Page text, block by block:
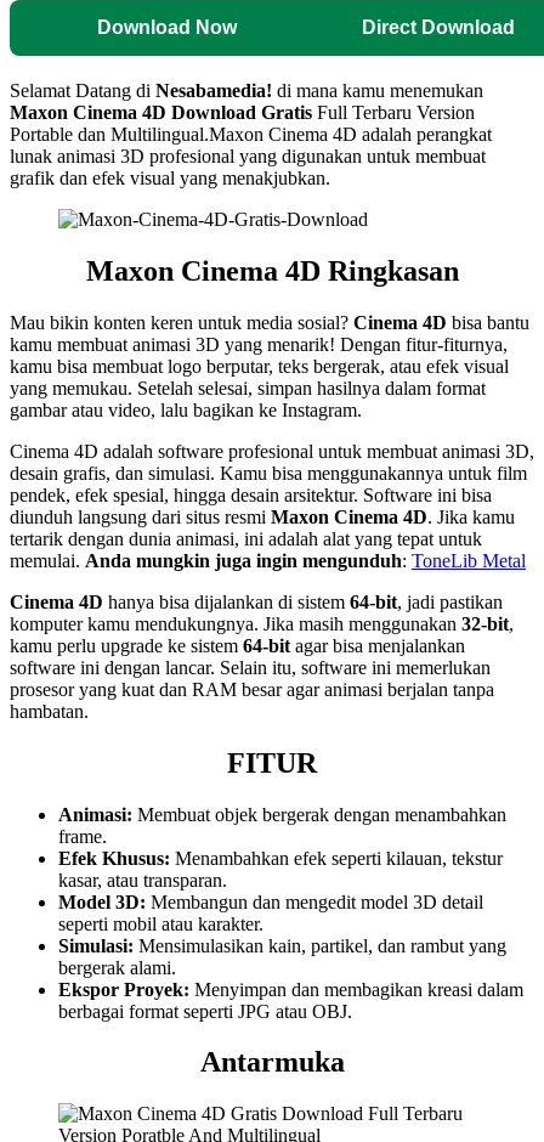
Download Now Direct Download
Selamat Datang di Nesabamedia! di mana kamu menemukan
Maxon Cinema 4D Download Gratis Full Terbaru Version
Portable dan Multilingual.Maxon Cinema 4D adalah perangkat
lunak animasi 3D profesional yang digunakan untuk membuat
grafik dan efek visual yang menakjubkan.
Maxon Cinema 4D Ringkasan
Mau bikin konten keren untuk media sosial? Cinema 4D bisa bantu
kamu membuat animasi 3D yang menarik! Dengan fitur-fiturnya,
kamu bisa membuat logo berputar, teks bergerak, atau efek visual
yang memukau. Setelah selesai, simpan hasilnya dalam format
gambar atau video, lalu bagikan ke Instagram.
Cinema 4D adalah software profesional untuk membuat animasi 3D,
desain grafis, dan simulasi. Kamu bisa menggunakannya untuk film
pendek, efek spesial, hingga desain arsitektur. Software ini bisa
diunduh langsung dari situs resmi Maxon Cinema 4D. Jika kamu
tertarik dengan dunia animasi, ini adalah alat yang tepat untuk
memulai. Anda mungkin juga ingin mengunduh: ToneLib Metal
Cinema 4D hanya bisa dijalankan di sistem 64-bit, jadi pastikan
komputer kamu mendukungnya. Jika masih menggunakan 32-bit,
kamu perlu upgrade ke sistem 64-bit agar bisa menjalankan
software ini dengan lancar. Selain itu, software ini memerlukan
prosesor yang kuat dan RAM besar agar animasi berjalan tanpa
hambatan.
FITUR
Animasi: Membuat objek bergerak dengan menambahkan
frame.
Efek Khusus: Menambahkan efek seperti kilauan, tekstur
kasar, atau transparan.
Model 3D: Membangun dan mengedit model 3D detail
seperti mobil atau karakter.
Simulasi: Mensimulasikan kain, partikel, dan rambut yang
bergerak alami.
Ekspor Proyek: Menyimpan dan membagikan kreasi dalam
berbagai format seperti JPG atau OBJ.
Antarmuka